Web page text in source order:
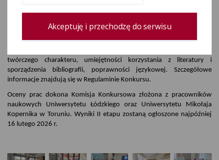
tematów dotyczących wyborów i demokracji, m.in. wyborów z 1989
Prace muszą być oryginalne, napisane samodzielnie i dostarczone do
właściwych Delegatur Krajowego Biura Wyborczego do 15 stycznia
twórczego charakteru, umiejętności korzystania z literatury i
sporządzenia bibliografii, poprawności językowej. Szczegółowe
informacje znajdują się w Regulaminie Konkursu.
Oceny prac dokona Komisja Konkursowa złożona z pracowników
naukowych Uniwersytetu Łódzkiego oraz Uniwersytetu Mikołaja
Kopernika w Toruniu. Wyniki II etapu zostaną ogłoszone najpóźniej
16 lutego 2026 r.
Akceptuję i przechodzę do serwisu